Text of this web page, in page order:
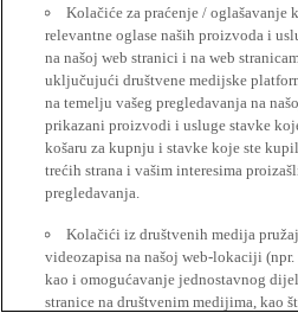
Kolačiće za praćenje / oglašavanje
relevantne oglase naših proizvoda i
na našoj web stranici i na web
uključujući društvene medijske
na temelju vašeg pregledavanja na
prikazani proizvodi i usluge stavke
košaru za kupnju i stavke koje ste
trećih strana i vašim interesima
pregledavanja.
Kolačići iz društvenih medija
videozapisa na našoj web-lokaciji (npr.
kao i omogućavanje jednostavnog
stranice na društvenim medijima, kao